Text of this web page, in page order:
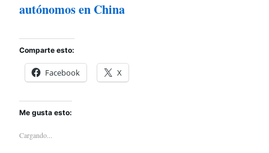
autónomos en China
Comparte esto:
Facebook X
Me gusta esto:
Cargando...